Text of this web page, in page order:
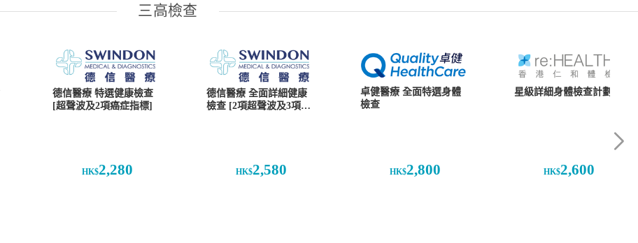
三高檢查
德信醫療 特選健康檢查
[超聲波及2項癌症指標]
HK$2,280
德信醫療 全面詳細健康
檢查 [2項超聲波及3項癌
HK$2,580
卓健醫療 全面特選身體
檢查
HK$2,800
星級詳細身體檢查計劃
HK$2,600